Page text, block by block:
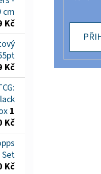
cm
Kč
Kč
1
Kč
Kč